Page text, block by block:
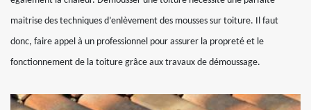
maitrise des techniques d’enlèvement des mousses sur toiture. Il faut
donc, faire appel à un professionnel pour assurer la propreté et le
fonctionnement de la toiture grâce aux travaux de démoussage.